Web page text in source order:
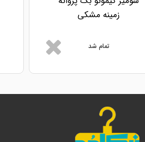
زمینه مشکی
تمام شد